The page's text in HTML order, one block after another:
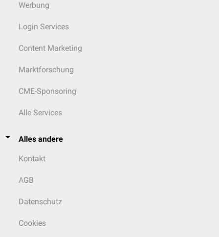
Werbung
Login Services
Content Marketing
Marktforschung
CME-Sponsoring
Alle Services
Alles andere
Kontakt
AGB
Datenschutz
Cookies